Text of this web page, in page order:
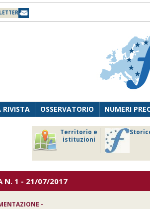
RIVISTA OSSERVATORIO NUMERI
Territorio e
istituzioni
N. 1 - 21/07/2017
-